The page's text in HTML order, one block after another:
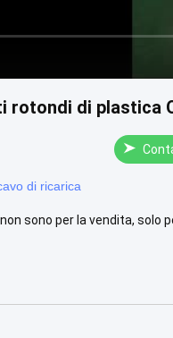
rotondi di plastica
di ricarica
sono per la vendita, solo